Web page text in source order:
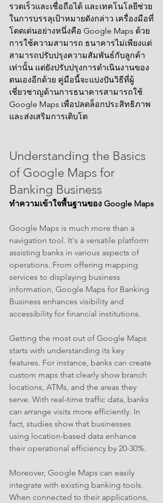
รวดเร็วและเชื่อถือได้ และเทคโนโลยีช่วย
ในการบรรลุเป้าหมายดังกล่าว เครื่องมือที่
โดดเด่นอย่างหนึ่งคือ Google Maps ด้วย
การใช้ความสามารถ ธนาคารไม่เพียงแต่
สามารถปรับปรุงความสัมพันธ์กับลูกค้า
เท่านั้น แต่ยังปรับปรุงการดำเนินงานของ
ตนเองอีกด้วย คู่มือนี้จะแบ่งปันวิธีที่ผู้
เชี่ยวชาญด้านการธนาคารสามารถใช้
Google Maps เพื่อปลดล็อกประสิทธิภาพ
และส่งเสริมการเติบโต
Understanding the Basics
of Google Maps for
Banking Business
ทำความเข้าใจพื้นฐานของ Google Maps
Google Maps is much more than a
navigation tool. It's a versatile platform
assisting banks in various aspects of
operations. From offering mapping
services to displaying business
information, Google Maps for Banking
Business enhances visibility and
accessibility for financial institutions.
Getting the most out of Google Maps
starts with understanding its key
features. For instance, banks can create
custom maps that clearly show branch
locations, ATMs, and the areas they
serve. With real-time traffic data, banks
can arrange visits more efficiently. In
fact, studies show that businesses
using location-based data enhance
their operational efficiency by 20-30%.
Moreover, Google Maps can easily
integrate with existing banking tools.
When connected to their applications,